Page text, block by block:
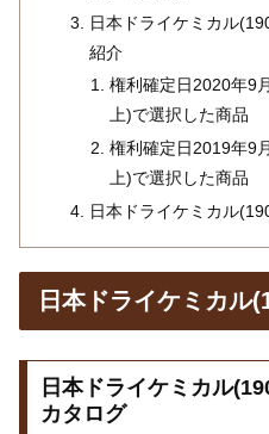
日本ドライケミカル
紹介
権利確定日2020年9
上)で選択した商品
権利確定日2019年9
上)で選択した商品
日本ドライケミカル
日本ドライケミカル
日本ドライケミカル
カタログ